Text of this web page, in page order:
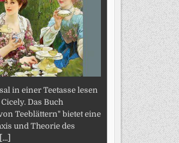
in einer Teetasse lesen
Das Buch
Teeblättern" bietet eine
und Theorie des
[...]